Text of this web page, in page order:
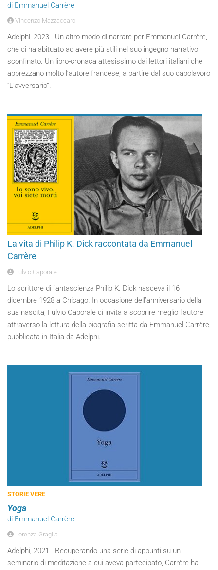
di Emmanuel Carrère
Vincenzo Mazzaccaro
Adelphi, 2023 - Un altro modo di narrare per Emmanuel Carrère,
che ci ha abituato ad avere più stili nel suo ingegno narrativo
sconfinato. Un libro-cronaca attesissimo dai lettori italiani che
apprezzano molto l’autore francese, a partire dal suo capolavoro
“L’avversario”.
La vita di Philip K. Dick raccontata da Emmanuel
Carrère
Fulvio Caporale
Lo scrittore di fantascienza Philip K. Dick nasceva il 16
dicembre 1928 a Chicago. In occasione dell’anniversario della
sua nascita, Fulvio Caporale ci invita a scoprire meglio l’autore
attraverso la lettura della biografia scritta da Emmanuel Carrère,
pubblicata in Italia da Adelphi.
STORIE VERE
Yoga
di Emmanuel Carrère
Lorenza Graglia
Adelphi, 2021 - Recuperando una serie di appunti su un
seminario di meditazione a cui aveva partecipato, Carrère ha